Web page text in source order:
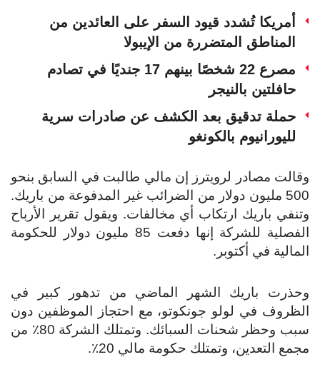
أمريكا تُشدد قيود السفر على العائدين من
المناطق المتضررة من الإيبولا
مصرع 22 شخصًا بينهم 17 جنديًا في تصادم
حافلتين بالنيجر
حملة تدقيق بعد الكشف عن صادرات سرية
لليورانيوم بالكونغو
وقالت مصادر لرويترز إن مالي طالبت في السابق بنحو
500 مليون دولار من الضرائب غير المدفوعة من باريك.
وتنفي باريك ارتكاب أي مخالفات. ويقول تقرير الأرباح
الفصلية للشركة إنها دفعت 85 مليون دولار للحكومة
المالية في أكتوبر.
وحذرت باريك الشهر الماضي من تدهور كبير في
الظروف في لولو جونكوتو، مع احتجاز الموظفين دون
سبب وحظر شحنات السبائك. وتمتلك الشركة 80٪ من
مجمع التعدين، وتمتلك حكومة مالي 20٪.